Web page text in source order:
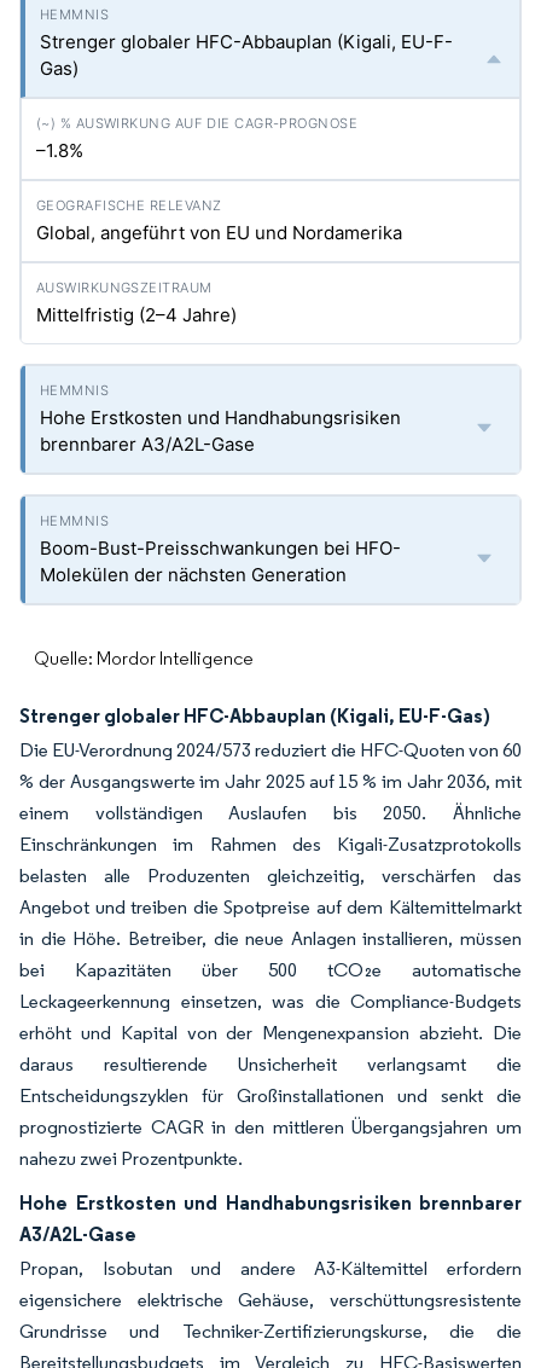
Strenger globaler HFC-Abbauplan (Kigali, EU-F-
Gas)
–1.8%
Global, angeführt von EU und Nordamerika
Mittelfristig (2–4 Jahre)
Hohe Erstkosten und Handhabungsrisiken
brennbarer A3/A2L-Gase
Boom-Bust-Preisschwankungen bei HFO-
Molekülen der nächsten Generation
Quelle: Mordor Intelligence
Strenger globaler HFC-Abbauplan (Kigali, EU-F-Gas)
Die EU-Verordnung 2024/573 reduziert die HFC-Quoten von 60
% der Ausgangswerte im Jahr 2025 auf 15 % im Jahr 2036, mit
einem vollständigen Auslaufen bis 2050. Ähnliche
Einschränkungen im Rahmen des Kigali-Zusatzprotokolls
belasten alle Produzenten gleichzeitig, verschärfen das
Angebot und treiben die Spotpreise auf dem Kältemittelmarkt
in die Höhe. Betreiber, die neue Anlagen installieren, müssen
bei Kapazitäten über 500 tCO₂e automatische
Leckageerkennung einsetzen, was die Compliance-Budgets
erhöht und Kapital von der Mengenexpansion abzieht. Die
daraus resultierende Unsicherheit verlangsamt die
Entscheidungszyklen für Großinstallationen und senkt die
prognostizierte CAGR in den mittleren Übergangsjahren um
nahezu zwei Prozentpunkte.
Hohe Erstkosten und Handhabungsrisiken brennbarer
A3/A2L-Gase
Propan, Isobutan und andere A3-Kältemittel erfordern
eigensichere elektrische Gehäuse, verschüttungsresistente
Grundrisse und Techniker-Zertifizierungskurse, die die
Bereitstellungsbudgets im Vergleich zu HFC-Basiswerten